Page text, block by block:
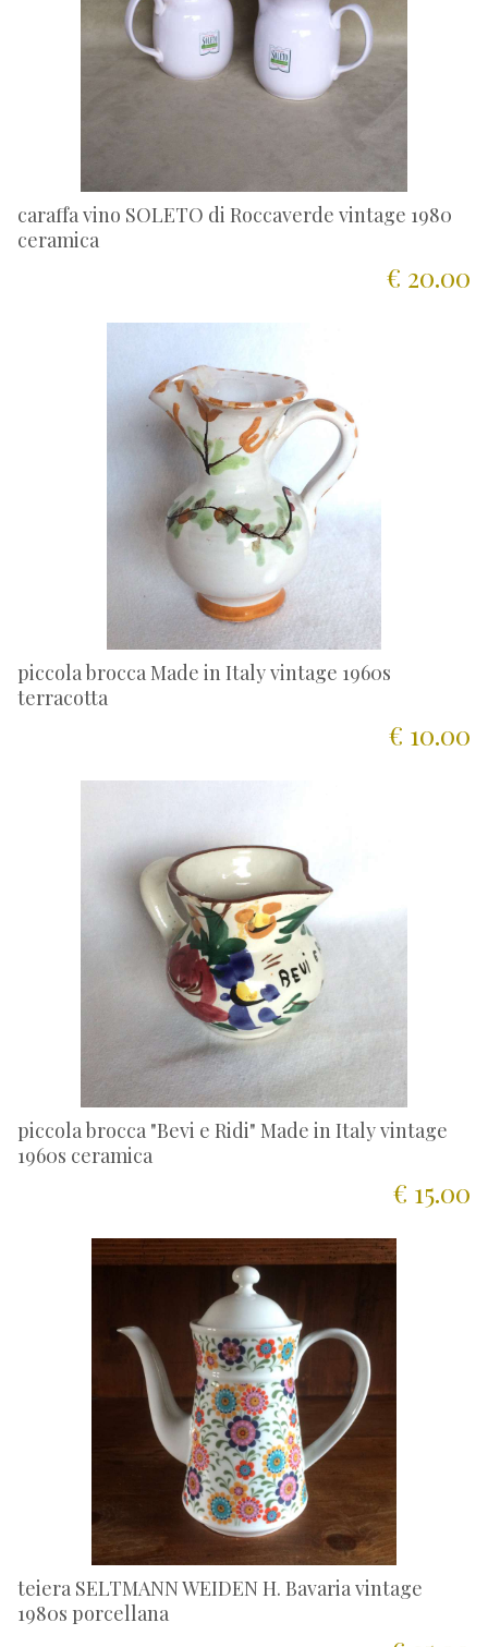
caraffa vino SOLETO di Roccaverde vintage 1980
ceramica
€ 20.00
piccola brocca Made in Italy vintage 1960s
terracotta
€ 10.00
piccola brocca "Bevi e Ridi" Made in Italy vintage
1960s ceramica
€ 15.00
teiera SELTMANN WEIDEN H. Bavaria vintage
1980s porcellana